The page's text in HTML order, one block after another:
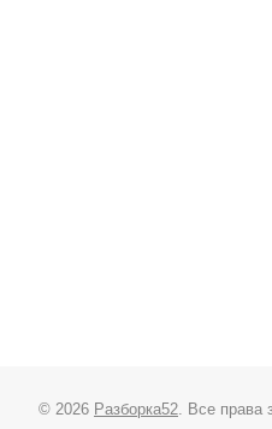
© 2026 Разборка52. Все права